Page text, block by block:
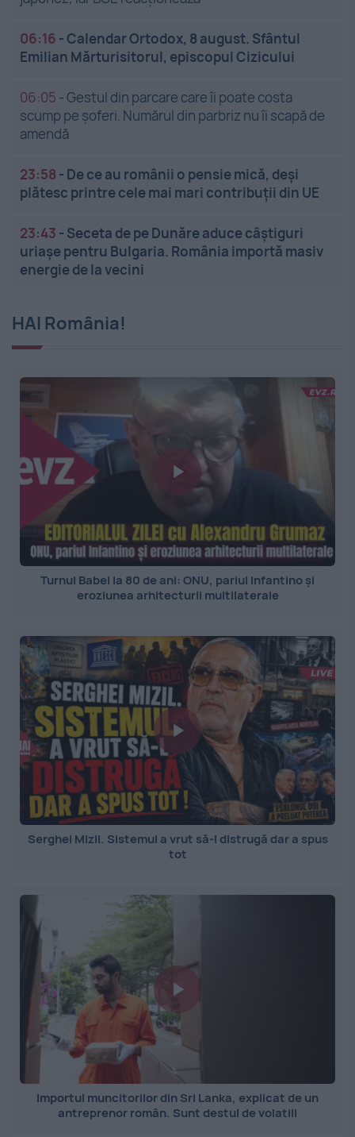
06:16 -Calendar Ortodox, 8 august. Sfântul
Emilian Mărturisitorul, episcopul Cizicului
06:05 -Gestul din parcare care îi poate costa
scump pe șoferi. Numărul din parbriz nu îi scapă de
amendă
23:58 - De ce au românii o pensie mică, deși
plătesc printre cele mai mari contribuții din UE
23:43 - Seceta de pe Dunăre aduce câștiguri
uriașe pentru Bulgaria. România importă masiv
energie de la vecini
HAI România!
Turnul Babel la 80 de ani: ONU, pariul Infantino și
eroziunea arhitecturii multilaterale
Serghei Mizil. Sistemul a vrut să-l distrugă dar a spus
tot
Importul muncitorilor din Sri Lanka, explicat de un
antreprenor român. Sunt destul de volatili